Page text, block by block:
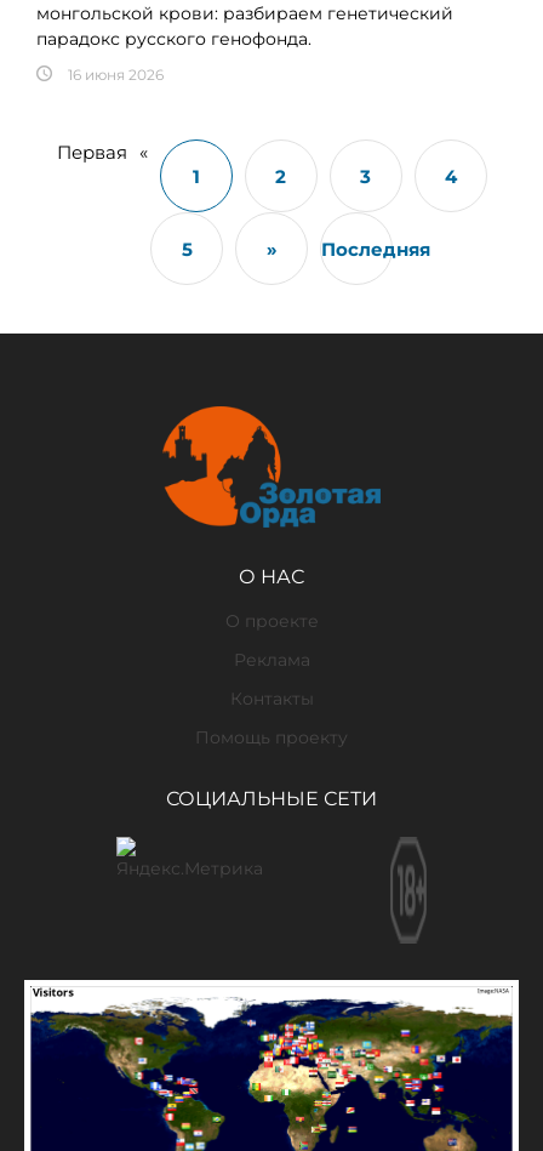
монгольской крови: разбираем генетический
парадокс русского генофонда.
16 июня 2026
Первая
«
1
2 3 4
5 » Последняя
О НАС
О проекте
Реклама
Контакты
Помощь проекту
СОЦИАЛЬНЫЕ СЕТИ